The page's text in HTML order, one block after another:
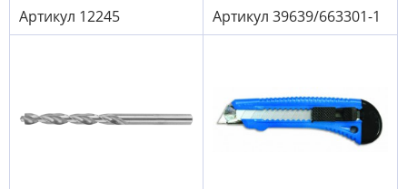
Артикул 12245
Артикул 39639/663301-1